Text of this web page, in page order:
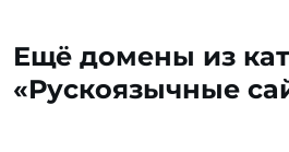
Ещё домены из
«Рускоязычные